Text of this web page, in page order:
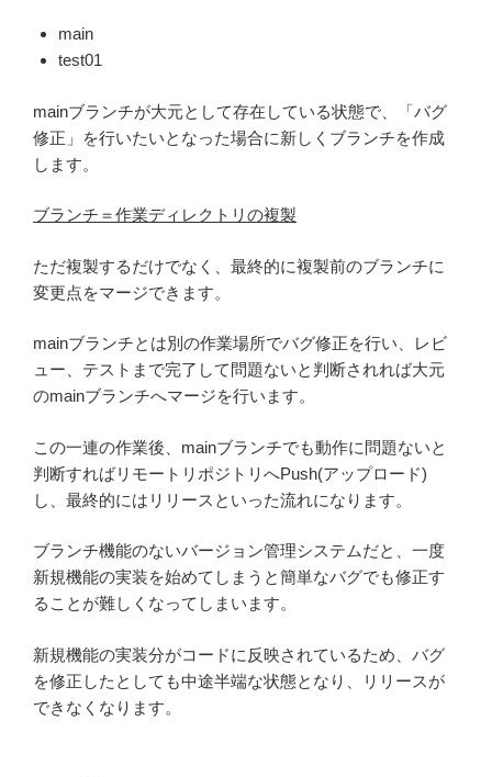
main
test01
mainブランチが大元として存在している状態で、「バグ
修正」を行いたいとなった場合に新しくブランチを作成
します。
ブランチ＝作業ディレクトリの複製
ただ複製するだけでなく、最終的に複製前のブランチに
変更点をマージできます。
mainブランチとは別の作業場所でバグ修正を行い、レビ
ュー、テストまで完了して問題ないと判断されれば大元
のmainブランチへマージを行います。
この一連の作業後、mainブランチでも動作に問題ないと
判断すればリモートリポジトリへPush(アップロード)
し、最終的にはリリースといった流れになります。
ブランチ機能のないバージョン管理システムだと、一度
新規機能の実装を始めてしまうと簡単なバグでも修正す
ることが難しくなってしまいます。
新規機能の実装分がコードに反映されているため、バグ
を修正したとしても中途半端な状態となり、リリースが
できなくなります。